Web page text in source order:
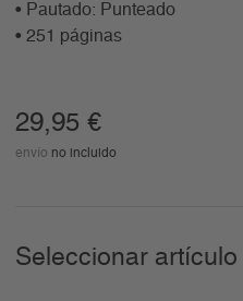
• Pautado: Punteado
• 251 páginas
29,95 €
envío no incluido
Seleccionar artículo